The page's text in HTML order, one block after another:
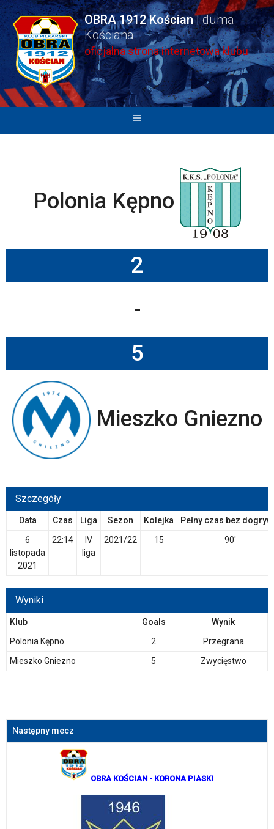
Skip
to
content
OBRA 1912 Kościan
oficjalna strona internetowa klubu
Polonia Kępno
2
-
5
Mieszko Gniezno
Szczegóły
Data Czas Liga Sezon Kolejka
Pełny czas bez
6
listopada
2021
22:14
IV
liga
2021/22 15 90'
Wyniki
Klub Goals
Wynik
Polonia Kępno
2
Przegrana
Mieszko Gniezno
5 Zwycięstwo
Następny mecz
OBRA KOŚCIAN - KORONA PIASKI